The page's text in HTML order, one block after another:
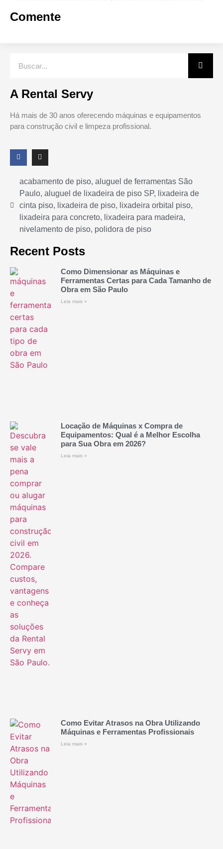
Comente
A Rental Servy
Há mais de 30 anos oferecendo máquinas e equipamentos
para construção civil e limpeza profissional.
acabamento de piso, aluguel de ferramentas São
Paulo, aluguel de lixadeira de piso SP, lixadeira de
cinta piso, lixadeira de piso, lixadeira orbital piso,
lixadeira para concreto, lixadeira para madeira,
nivelamento de piso, polidora de piso
Recent Posts
Como Dimensionar as Máquinas e
Ferramentas Certas para Cada Tamanho de
Obra em São Paulo
Leia mais »
Locação de Máquinas x Compra de
Equipamentos: Qual é a Melhor Escolha
para Sua Obra em 2026?
Leia mais »
Como Evitar Atrasos na Obra Utilizando
Máquinas e Ferramentas Profissionais
Leia mais »